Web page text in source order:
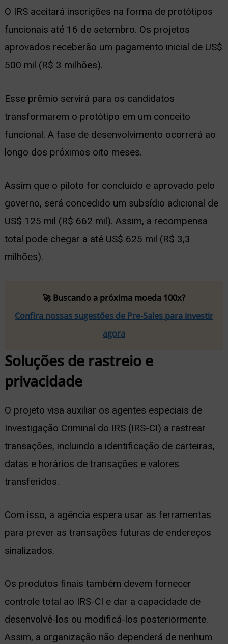
O IRS aceitará inscrições na forma de protótipos
funcionais até 16 de setembro. Os projetos
aprovados receberão um pagamento inicial de US$
500 mil (R$ 3 milhões).
Esse prêmio servirá para os candidatos
transformarem o protótipo em um conceito
funcional. A fase de desenvolvimento ocorrerá ao
longo dos próximos oito meses.
Assim que o piloto for concluído e aprovado pelo
governo, será concedido um subsídio adicional de
US$ 125 mil (R$ 662 mil). Assim, a recompensa
total pode chegar a até US$ 625 mil (R$ 3,3
milhões).
🚀 Buscando a próxima moeda 100x?
Confira nossas sugestões de Pre-Sales para investir
agora
Soluções de rastreio e
privacidade
O projeto visa auxiliar os agentes especiais de
Investigação Criminal do IRS (IRS-CI) a rastrear
transações, incluindo a identificação de carteiras,
datas e horários de transações e valores
transferidos.
Com isso, a agência espera usar as ferramentas
para prever as transações futuras de endereços
sinalizados.
Os produtos finais também devem fornecer
controle total ao IRS-CI e dar a capacidade de
desenvolvê-los ou modificá-los posteriormente.
Assim, a organização não dependerá de nenhum